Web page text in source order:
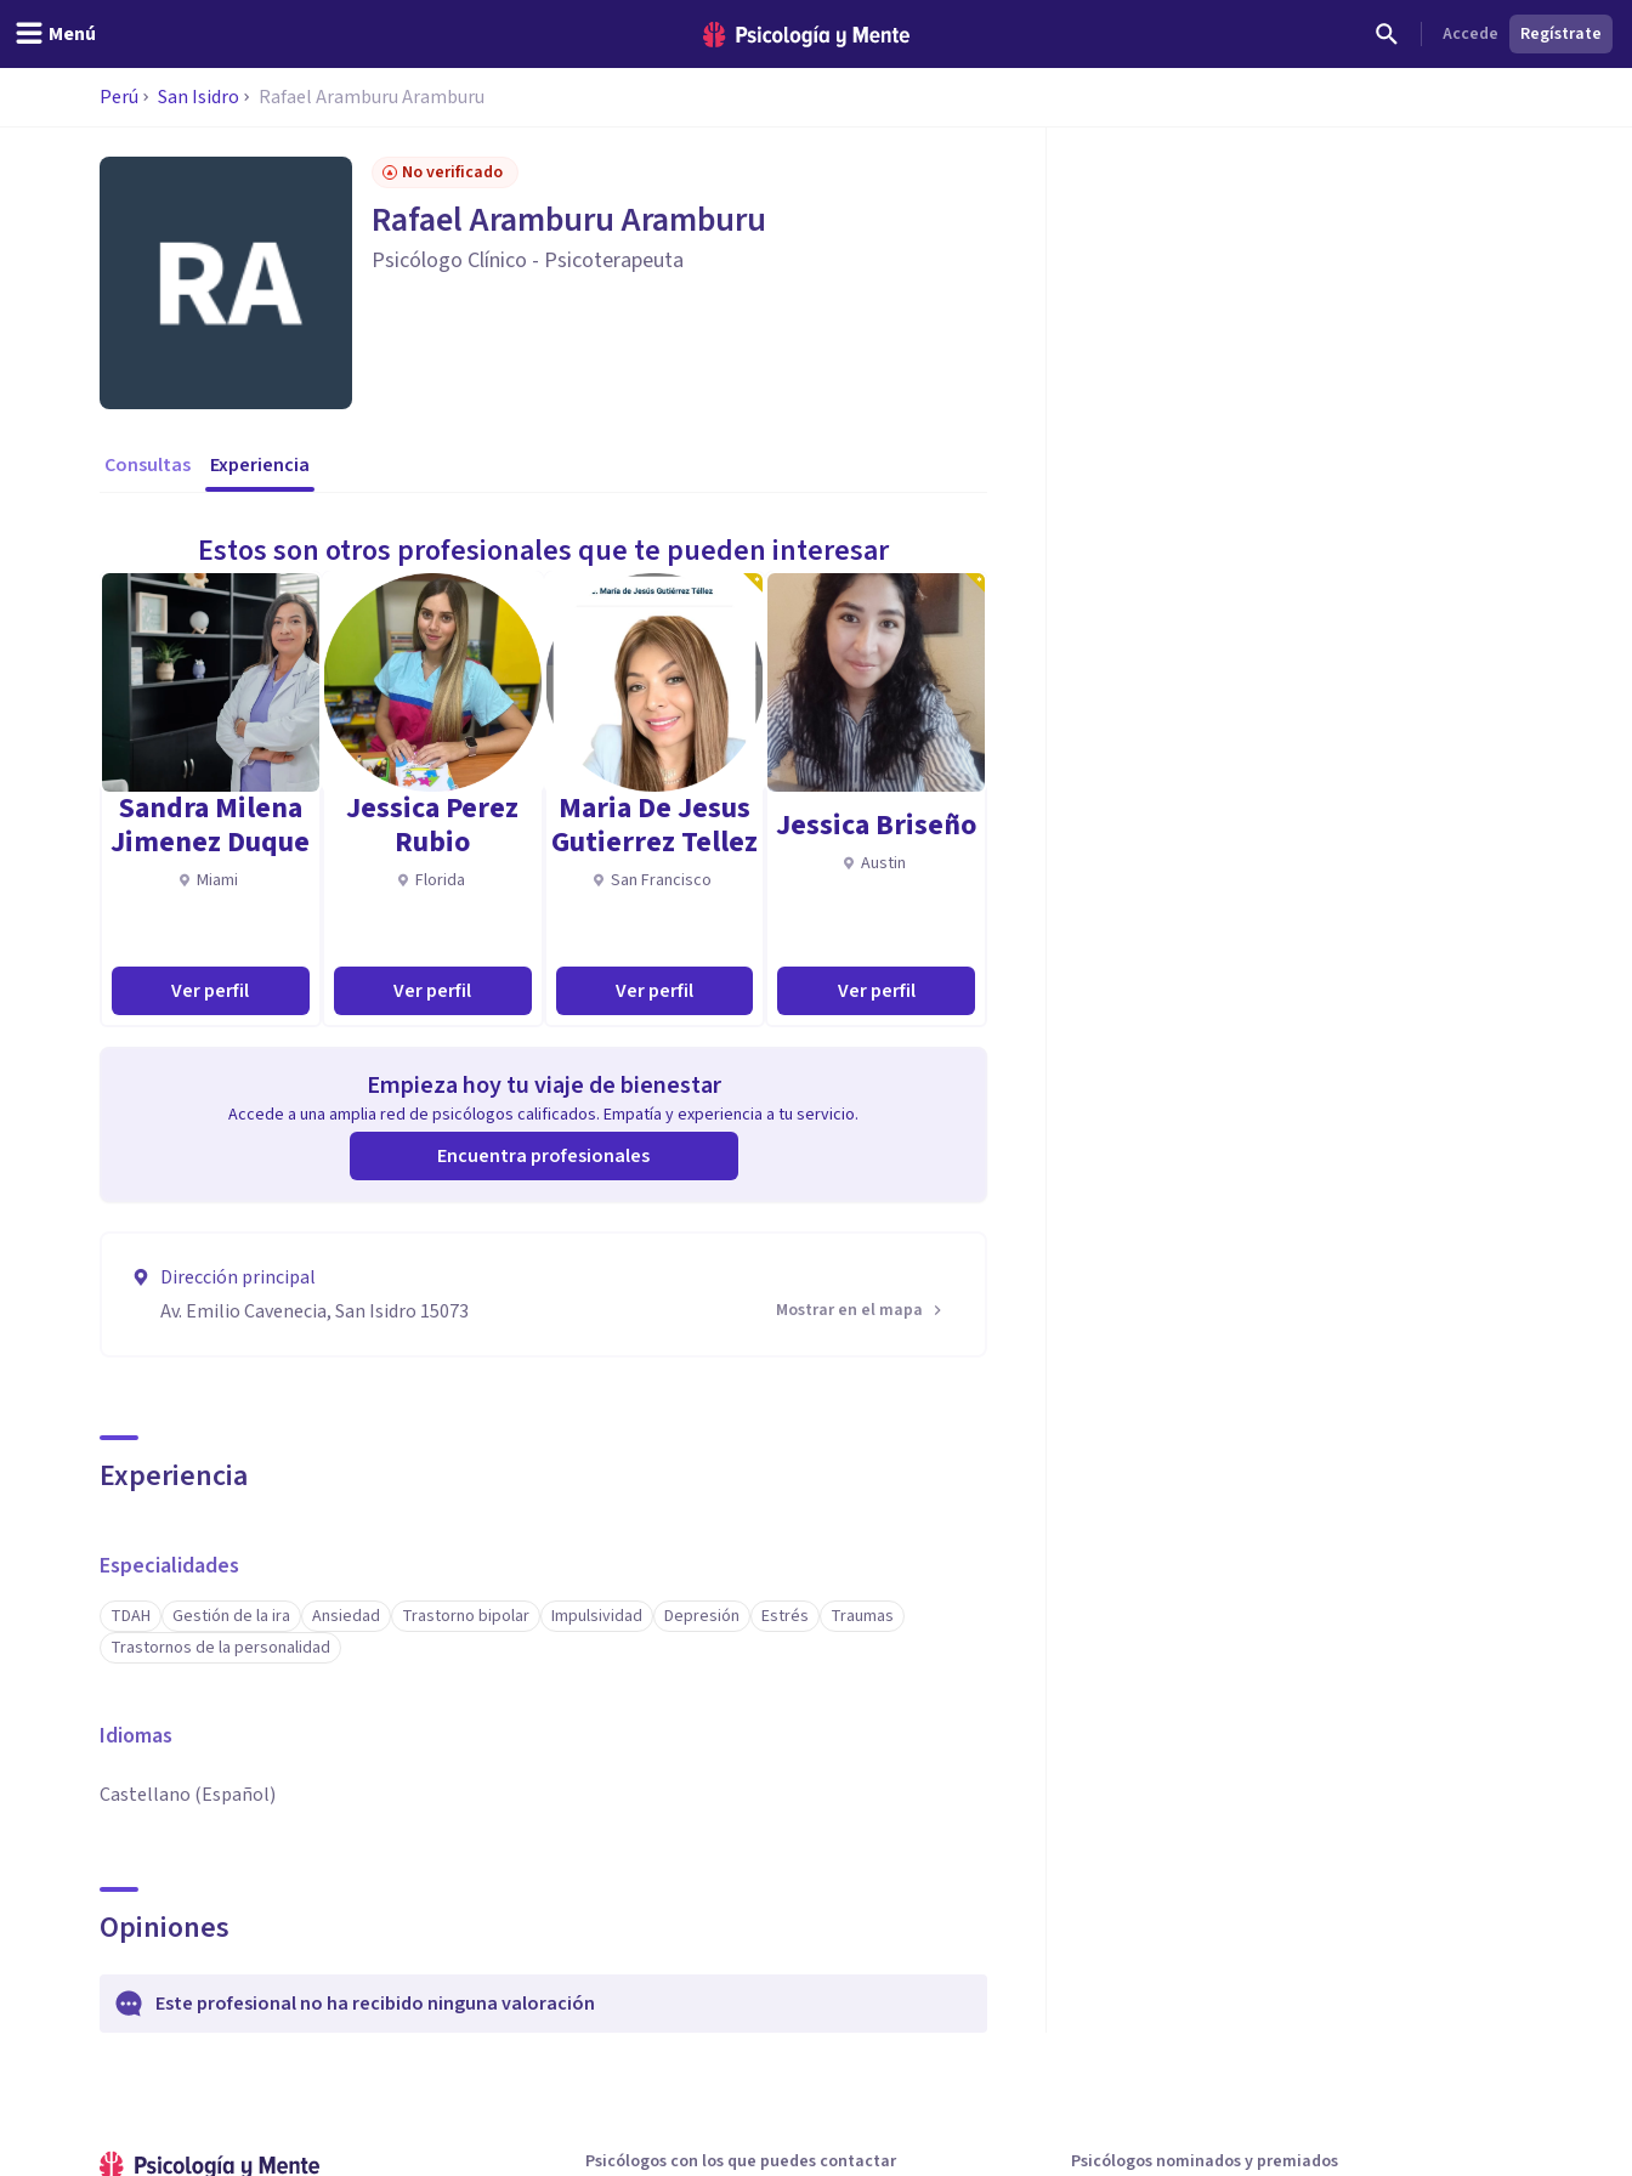
Menú Accede Regístrate
Perú San Isidro Rafael Aramburu Aramburu
No verificado
Rafael Aramburu Aramburu
Psicólogo Clínico - Psicoterapeuta
Consultas Experiencia
Estos son otros profesionales que te pueden interesar
Sandra Milena
Jimenez Duque
Miami
Ver perfil
Jessica Perez
Rubio
Florida
Ver perfil
Maria De Jesus
Gutierrez Tellez
San Francisco
Ver perfil
Jessica Briseño
Austin
Ver perfil
Empieza hoy tu viaje de bienestar
Accede a una amplia red de psicólogos calificados. Empatía y experiencia a tu servicio.
Encuentra profesionales
Dirección principal
Av. Emilio Cavenecia, San Isidro 15073
Mostrar en el mapa
Experiencia
Especialidades
TDAH Gestión de la ira Ansiedad Trastorno bipolar Impulsividad Depresión Estrés
Traumas
Trastornos de la personalidad
Idiomas
Castellano (Español)
Opiniones
Este profesional no ha recibido ninguna valoración
Psicólogos con los que puedes contactar Psicólogos nominados y premiados